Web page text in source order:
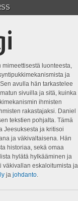
luonteesta,
ja
avulla hän tarkastelee
sivuilla ja sitä, kuinka
ihmisten
rakastajaksi. Daniel
tekstien pohjalta. Tämä
Jeesuksesta ja kritisoi
ja väkivaltaisena. Hän
historiaa, sekä omaa
hylätä hylkääminen ja
väkivallan eskaloitumista ja
ja johdanto.